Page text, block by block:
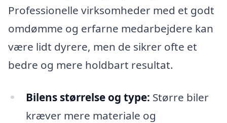
Professionelle virksomheder med et godt
omdømme og erfarne medarbejdere kan
være lidt dyrere, men de sikrer ofte et
bedre og mere holdbart resultat.
Bilens størrelse og type: Større biler
kræver mere materiale og